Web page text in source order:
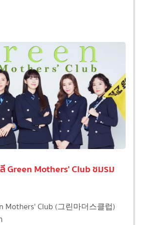
Green Mothers' Club ชมรม
Mothers' Club (그린마더스클럽)